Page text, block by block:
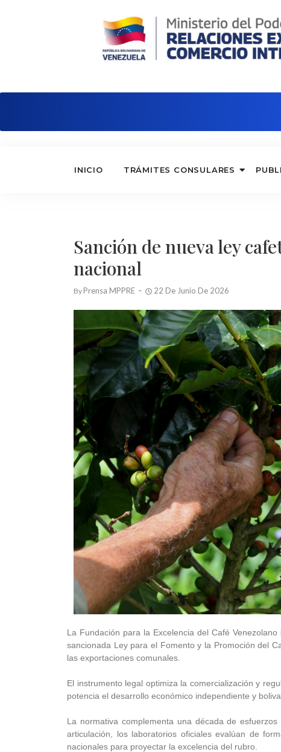
INICIO TRÁMITES CONSULARES
Sanción de nueva ley
nacional
By Prensa MPPRE 22 De Junio De 2026
La Fundación para la Excelencia del Café
sancionada Ley para el Fomento y la Promoción del
las exportaciones comunales.
El instrumento legal optimiza la comercialización y
potencia el desarrollo económico independiente y
La normativa complementa una década de
articulación, los laboratorios oficiales evalúan de
nacionales para proyectar la excelencia del rubro.